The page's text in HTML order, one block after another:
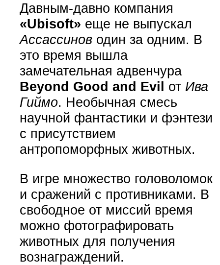
Давным-давно компания
«Ubisoft» еще не выпускал
Ассассиноводин за одним. В
это время вышла
замечательная адвенчура
Beyond Good and Evil
от Ива
Гиймо. Необычная смесь
научной фантастики и фэнтези
с присутствием
антропоморфных животных.
В игре множество головоломок
и сражений с противниками. В
свободное от миссий время
можно фотографировать
животных для получения
вознаграждений.